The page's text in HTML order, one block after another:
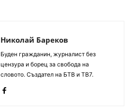
Николай Бареков
Буден гражданин, журналист без
цензура и борец за свобода на
словото. Създател на БТВ и ТВ7.